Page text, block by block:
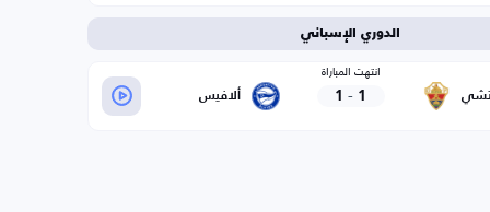
الدوري الإسباني
انتهت المباراة
1
-
1 ألافيس